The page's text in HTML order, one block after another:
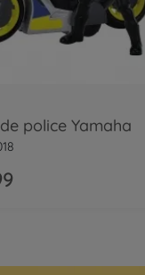
police Yamaha